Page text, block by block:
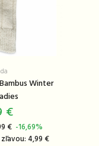
Winter
€
€ -16,69%
4,99 €